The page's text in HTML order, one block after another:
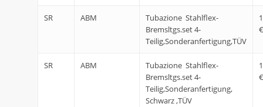
SR ABM
Tubazione Stahlflex-
Bremsltgs.set 4-
Teilig,Sonderanfertigung,TÜV
SR ABM
Tubazione Stahlflex-
Bremsltgs.set 4-
Teilig,Sonderanfertigung,
Schwarz ,TÜV